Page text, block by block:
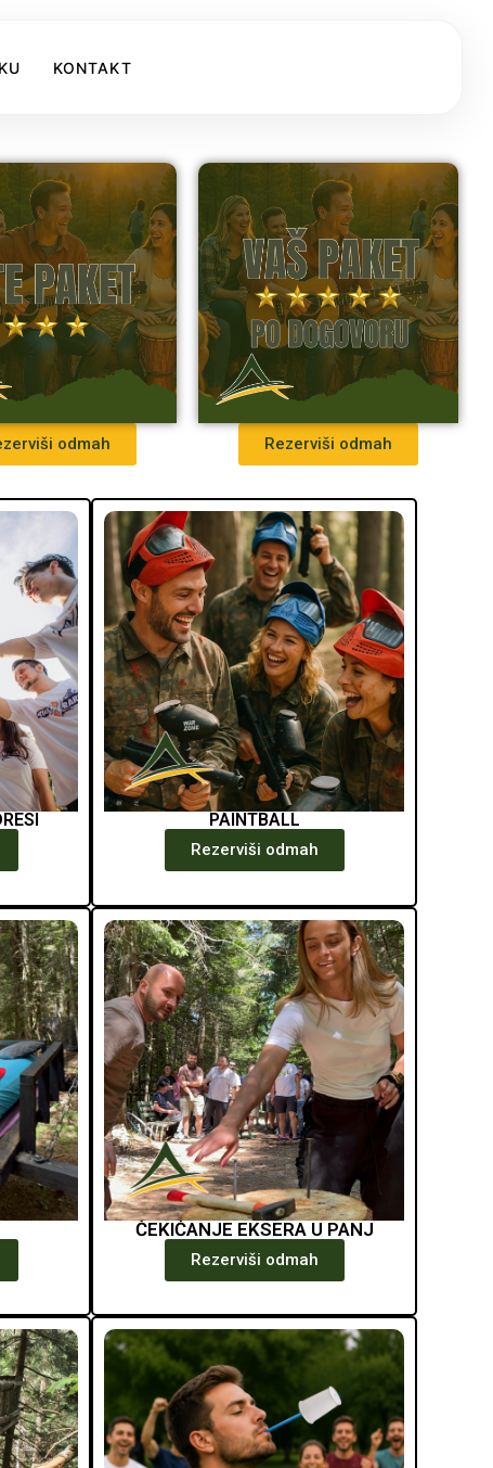
KONTAKT
odmah Rezerviši odmah
PAINTBALL
Rezerviši odmah
ČEKIĆANJE EKSERA U PANJ
Rezerviši odmah